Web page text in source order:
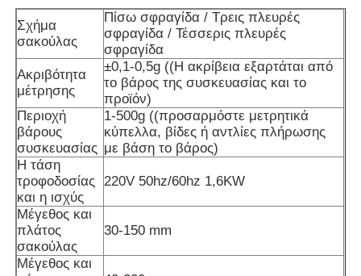
Μηχανή περιστροφικής συσκευασίας
Μηχανή συσκευασίας πολλαπλών λωρίδων
Desiccant μηχανή Inserter
Μηχανή μέτρησης καρτών
Μηχανές συσκευασίας
Μηχανή συσκευασίας
Σχήμα
σακούλας
Πίσω σφραγίδα / Τρεις πλευρές
σφραγίδα / Τέσσερις πλευρές
σφραγίδα
Ακριβότητα
μέτρησης
±0,1-0,5g ((Η ακρίβεια εξαρτάται από
το βάρος της συσκευασίας και το
προϊόν)
Περιοχή
βάρους
συσκευασίας
1-500g ((προσαρμόστε μετρητικά
κύπελλα, βίδες ή αντλίες πλήρωσης
με βάση το βάρος)
Η τάση
τροφοδοσίας
και η ισχύς
220V 50hz/60hz 1,6KW
Μέγεθος και
πλάτος
σακούλας
30-150 mm
Μέγεθος και